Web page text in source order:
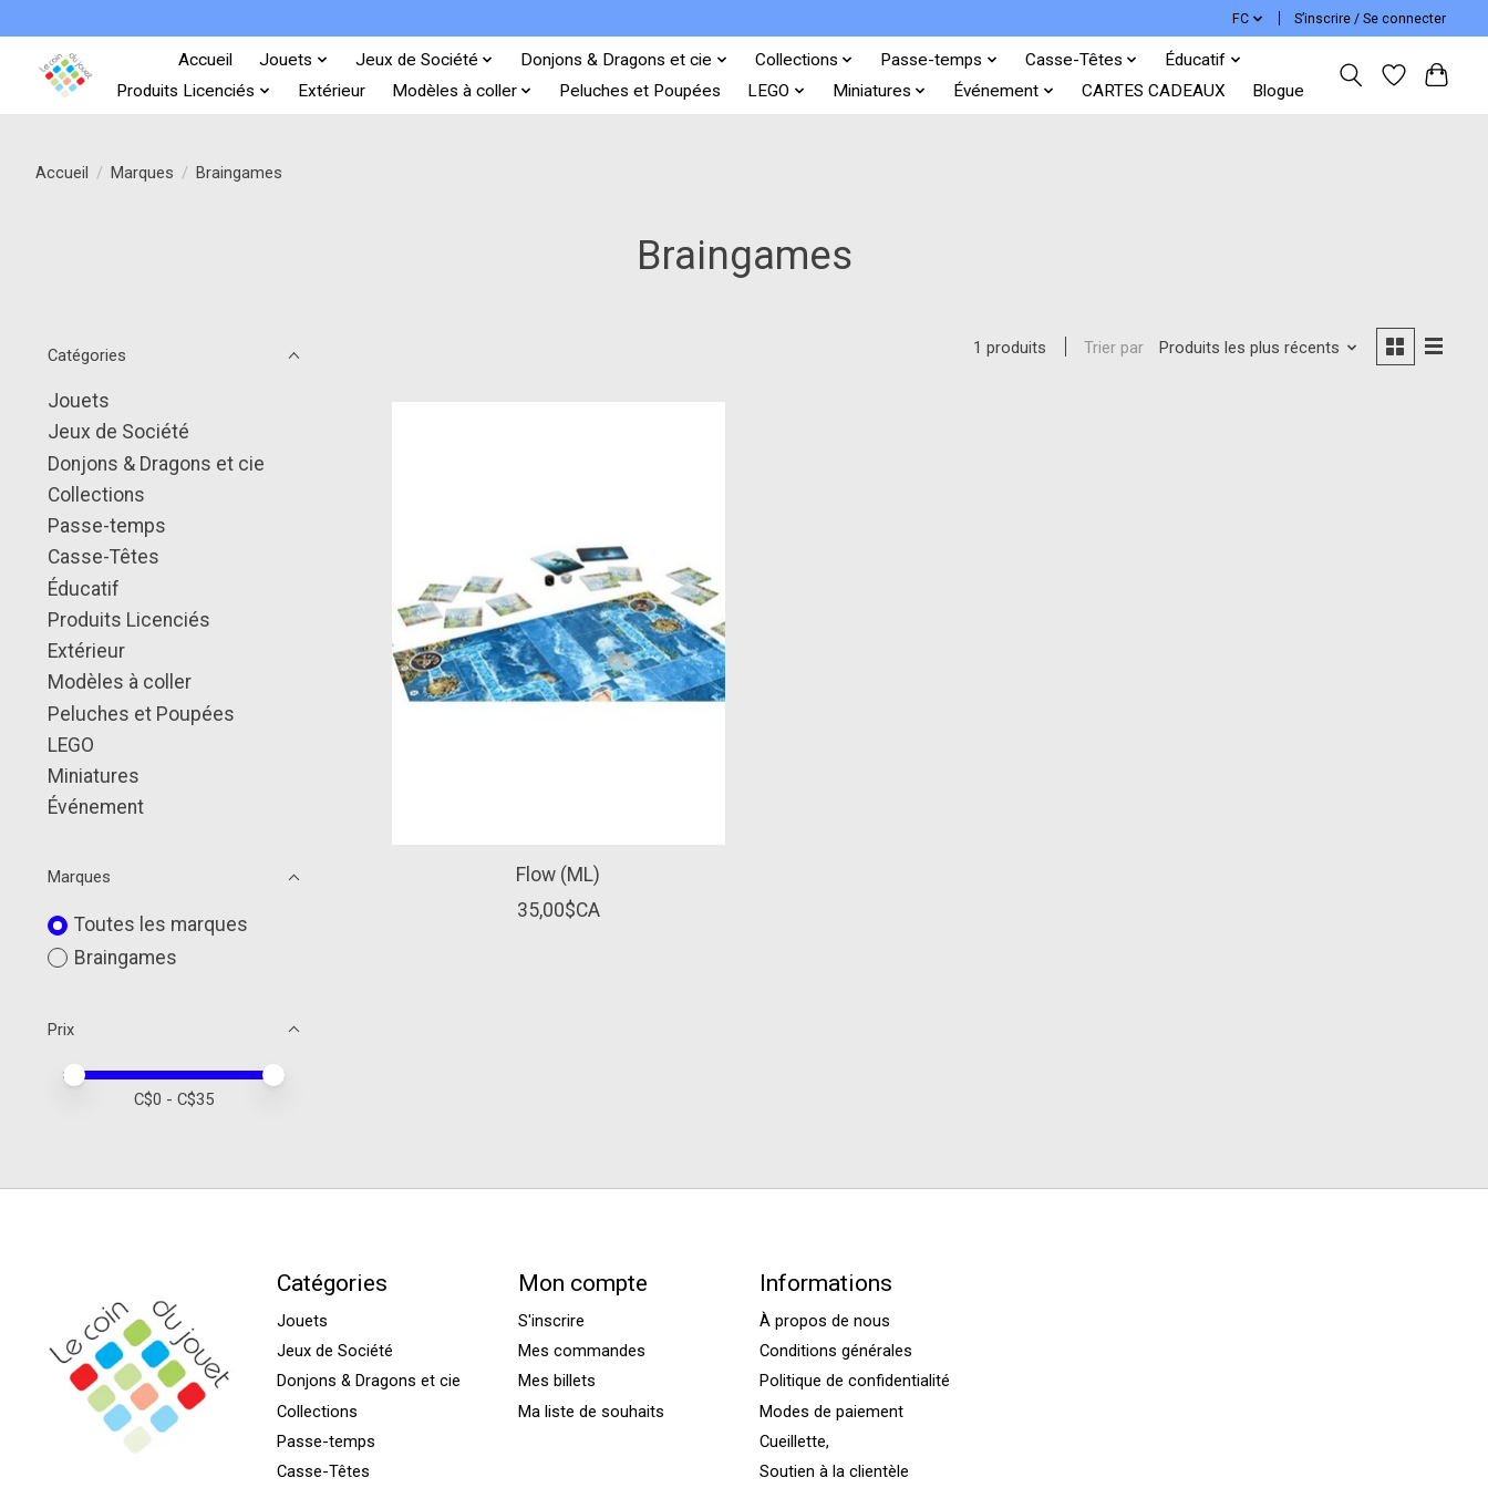
FC S’inscrire / Se connecter
Accueil Jouets Jeux de Société Donjons & Dragons et cie Collections Passe-temps Casse-Têtes
Éducatif
Produits Licenciés
Extérieur Modèles à coller Peluches et Poupées LEGO Miniatures Événement CARTES CADEAUX Blogue
Accueil / Marques / Braingames
Braingames
Catégories
Jouets
Jeux de Société
Donjons & Dragons et cie
Collections
Passe-temps
Casse-Têtes
Éducatif
Produits Licenciés
Extérieur
Modèles à coller
Peluches et Poupées
LEGO
Miniatures
Événement
Marques
Toutes les marques
Braingames
Prix
Prix minimum
Price maximum value
C$0 - C$35
1 produits Trier par Produits les plus récents
Flow (ML)
35,00$CA
Catégories
Jouets
Jeux de Société
Donjons & Dragons et cie
Collections
Passe-temps
Casse-Têtes
Mon compte
S'inscrire
Mes commandes
Mes billets
Ma liste de souhaits
Informations
À propos de nous
Conditions générales
Politique de confidentialité
Modes de paiement
Cueillette,
Soutien à la clientèle